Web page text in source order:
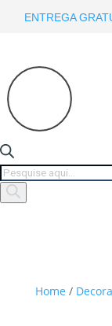
ENTREGA
Products
search
Home /